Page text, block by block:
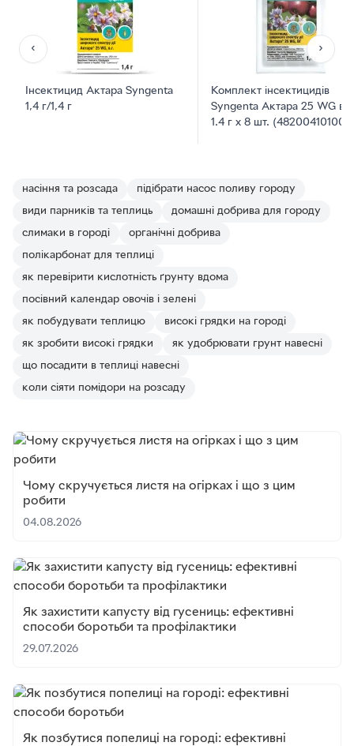
‹
Інсектицид Актара Syngenta
1,4 г/1,4 г
Комплект інсектицидів
Syngenta Актара 25 WG в.
1.4 г x 8 шт.
›
насіння та розсада підібрати насос поливу городу
види парників та теплиць домашні добрива для городу
слимаки в городі органічні добрива
полікарбонат для теплиці
як перевірити кислотність ґрунту вдома
посівний календар овочів і зелені
як побудувати теплицю високі грядки на городі
як зробити високі грядки як удобрювати грунт навесні
що посадити в теплиці навесні
коли сіяти помідори на розсаду
Чому скручується листя на огірках і що з цим
робити
04.08.2026
Як захистити капусту від гусениць: ефективні
способи боротьби та профілактики
29.07.2026
Як позбутися попелиці на городі: ефективні